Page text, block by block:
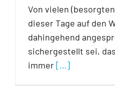
Von vielen
dieser Tage auf den
dahingehend
sichergestellt sei,
immer[…]